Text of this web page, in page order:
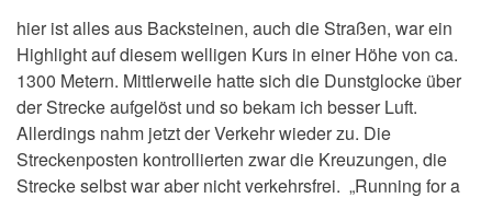
hier ist alles aus Backsteinen, auch die Straßen, war ein
Highlight auf diesem welligen Kurs in einer Höhe von ca.
1300 Metern. Mittlerweile hatte sich die Dunstglocke über
der Strecke aufgelöst und so bekam ich besser Luft.
Allerdings nahm jetzt der Verkehr wieder zu. Die
Streckenposten kontrollierten zwar die Kreuzungen, die
Strecke selbst war aber nicht verkehrsfrei. „Running for a